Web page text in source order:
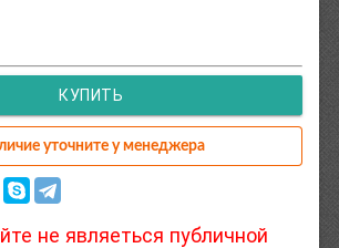
КУПИТЬ
уточните у менеджера
не являеться публичной